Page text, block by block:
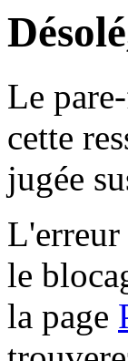
Le
cette
jugée
L'erreur
le
la page